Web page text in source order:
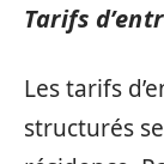
Tarifs
Les tarifs
structurés